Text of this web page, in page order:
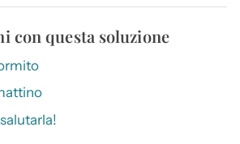
con questa soluzione